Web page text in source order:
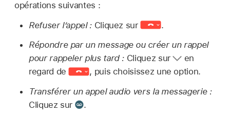
opérations suivantes :
Refuser l’appel :Cliquez sur
.
Répondre par un message ou créer un rappel
pour rappeler plus tard : Cliquez sur
en
regard de
, puis choisissez une option.
Transférer un appel audio vers la messagerie :
Cliquez sur
.